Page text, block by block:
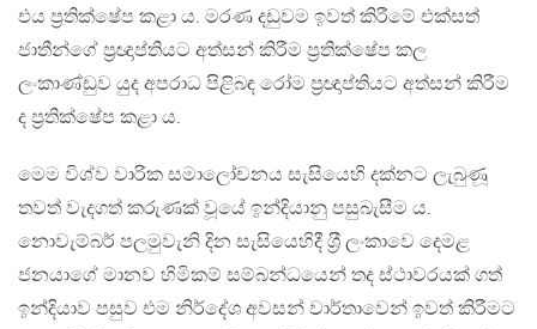
එය ප‍්‍රතික්ෂේප කළා ය. මරණ දඩුවම ඉවත් කිරීමේ එක්සත්
ජාතීන්ගේ ප‍්‍රඥාප්තියට අත්සන් කිරීම ප‍්‍රතික්ෂේප කල
ලංකාණ්ඩුව යුද අපරාධ පිළිබඳ රෝම ප‍්‍රඥාප්තියට අත්සන් කිරීම
ද ප‍්‍රතික්ෂේප කළා ය.
මෙම විශ්ව වාරික සමාලෝචනය සැසියෙහි දක්නට ලැබුණූ
තවත් වැදගත් කරුණක් වූයේ ඉන්දියානු පසුබැසීම ය.
නොවැම්බර් පලමුවැනි දින සැසියෙහිදී ශ‍්‍රී ලංකාවෙ දෙමළ
ජනයාගේ මානව හිමිකම් සම්බන්ධයෙන් තද ස්ථාවරයක් ගත්
ඉන්දියාව පසුව එම නිර්දේශ අවසන් වාර්තාවෙන් ඉවත් කිරීමට